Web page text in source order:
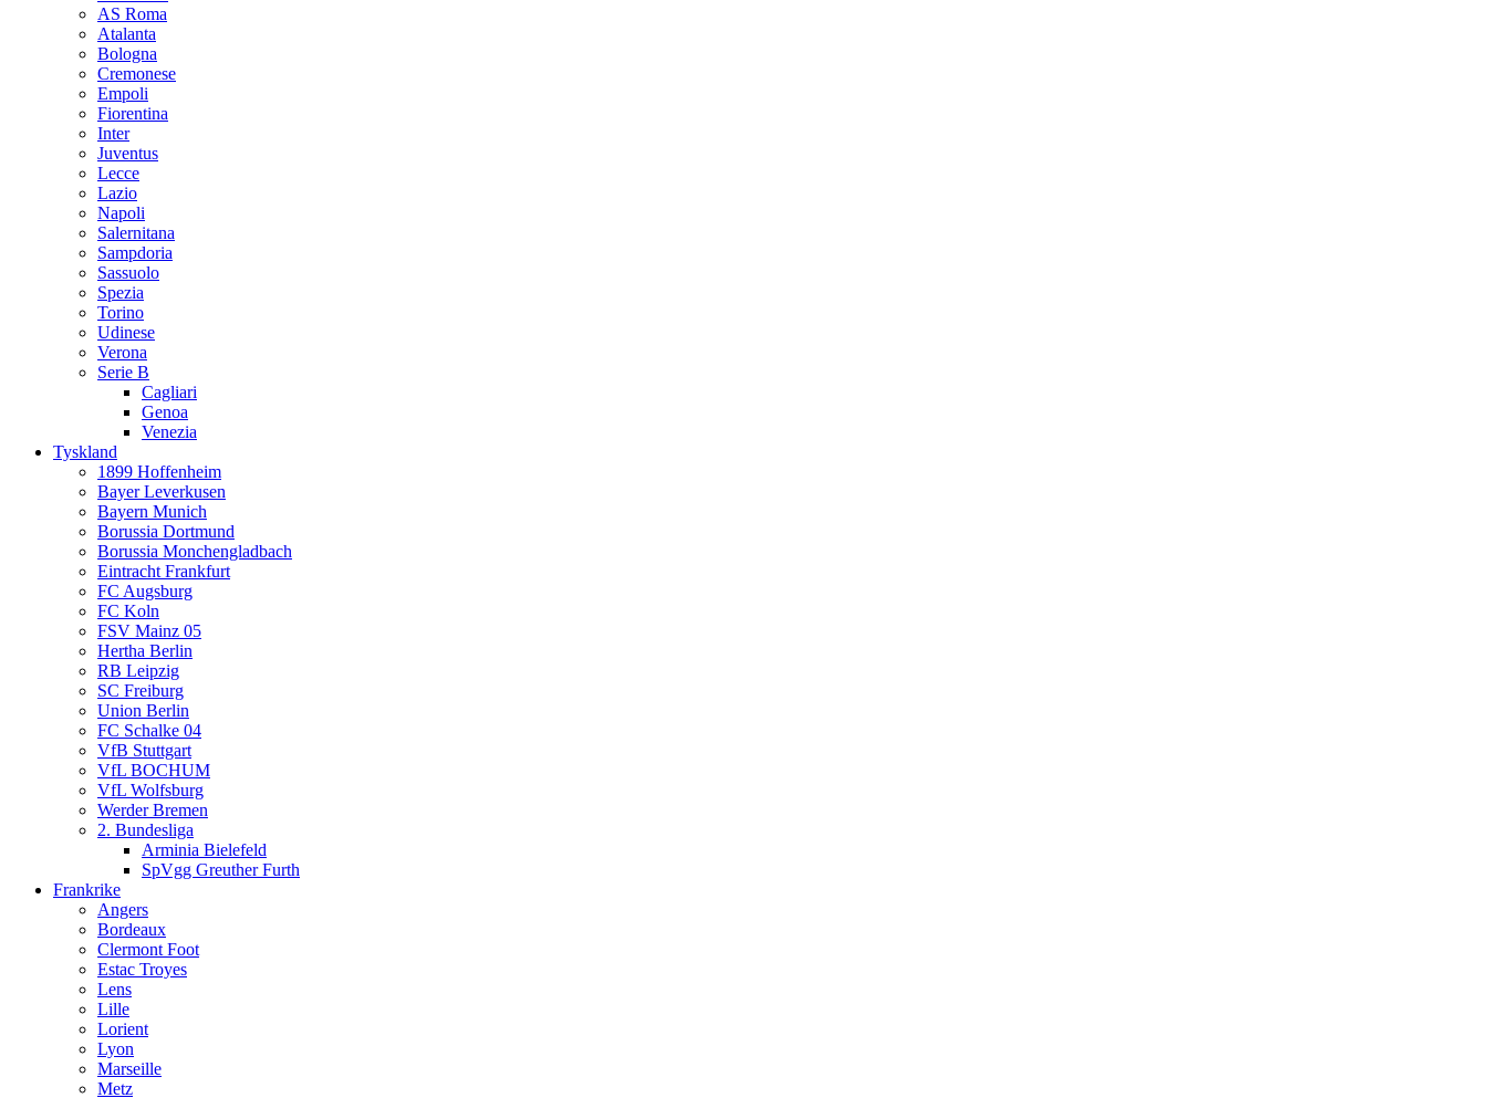
AS Roma
Atalanta
Bologna
Cremonese
Empoli
Fiorentina
Inter
Juventus
Lecce
Lazio
Napoli
Salernitana
Sampdoria
Sassuolo
Spezia
Torino
Udinese
Verona
Serie B
Cagliari
Genoa
Venezia
Tyskland
1899 Hoffenheim
Bayer Leverkusen
Bayern Munich
Borussia Dortmund
Borussia Monchengladbach
Eintracht Frankfurt
FC Augsburg
FC Koln
FSV Mainz 05
Hertha Berlin
RB Leipzig
SC Freiburg
Union Berlin
FC Schalke 04
VfB Stuttgart
VfL BOCHUM
VfL Wolfsburg
Werder Bremen
2. Bundesliga
Arminia Bielefeld
SpVgg Greuther Furth
Frankrike
Angers
Bordeaux
Clermont Foot
Estac Troyes
Lens
Lille
Lorient
Lyon
Marseille
Metz